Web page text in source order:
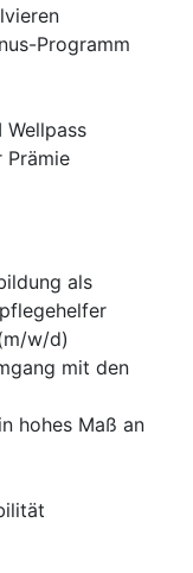
Programm
Wellpass
Prämie
als
w/d)
mit den
hohes Maß an